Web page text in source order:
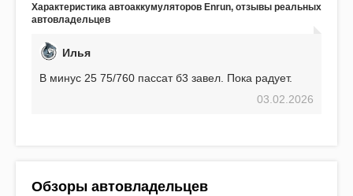
EFB 75. Судя по характеристикам, он даже
превосходит предыдущую модель.
Характеристика автоаккумуляторов Enrun, отзывы реальных
автовладельцев
Илья
В минус 25 75/760 пассат б3 завел. Пока радует.
03.02.2026
Обзоры автовладельцев